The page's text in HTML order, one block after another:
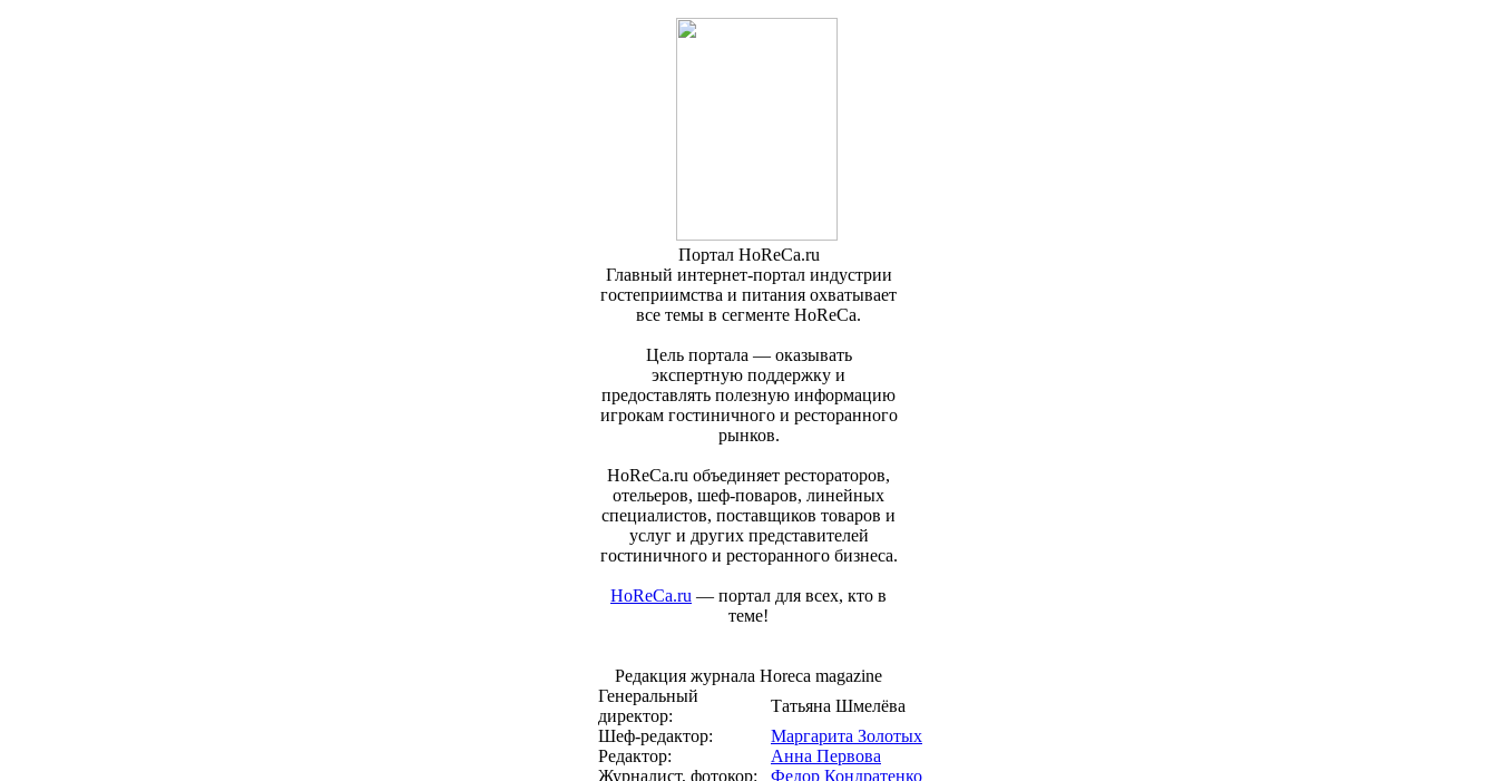
Портал HoReCa.ru
Главный интернет-портал индустрии
гостеприимства и питания охватывает
все темы в сегменте HoReCa.
Цель портала — оказывать
экспертную поддержку и
предоставлять полезную информацию
игрокам гостиничного и ресторанного
рынков.
HoReCa.ru объединяет рестораторов,
отельеров, шеф-поваров, линейных
специалистов, поставщиков товаров и
услуг и других представителей
гостиничного и ресторанного бизнеса.
HoReCa.ru — портал для всех, кто в
теме!
Редакция журнала Horeca magazine
Генеральный
директор:
Татьяна Шмелёва
Шеф-редактор:
Маргарита Золотых
Редактор:
Анна Первова
Журналист, фотокор:
Федор Кондратенко